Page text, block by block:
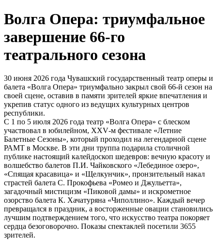
Волга Опера: триумфальное
завершение 66-го
театрального сезона
30 июня 2026 года Чувашский государственный театр оперы и
балета «Волга Опера» триумфально закрыл свой 66-й сезон на
своей сцене, оставив в памяти зрителей яркие впечатления и
укрепив статус одного из ведущих культурных центров
республики.
С 1 по 5 июля 2026 года театр «Волга Опера» с блеском
участвовал в юбилейном, XXV‑м фестивале «Летние
Балетные Сезоны», который проходил на легендарной сцене
РАМТ в Москве. В эти дни труппа подарила столичной
публике настоящий калейдоскоп шедевров: вечную красоту и
волшебство балетов П.И. Чайковского «Лебединое озеро»,
«Спящая красавица» и «Щелкунчик», пронзительный накал
страстей балета С. Прокофьева «Ромео и Джульетта»,
загадочный мистицизм «Пиковой дамы» и искрометное
озорство балета К. Хачатуряна «Чиполлино». Каждый вечер
превращался в праздник, а восторженные овации становились
лучшим подтверждением того, что искусство театра покоряет
сердца безоговорочно. Показы спектаклей посетили 3655
зрителей.